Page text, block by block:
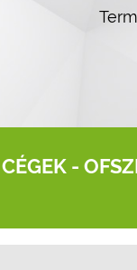
CÉGEK -